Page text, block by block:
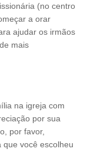
(no centro
a orar
ajudar os irmãos
mais
na igreja com
por sua
por favor,
você escolheu